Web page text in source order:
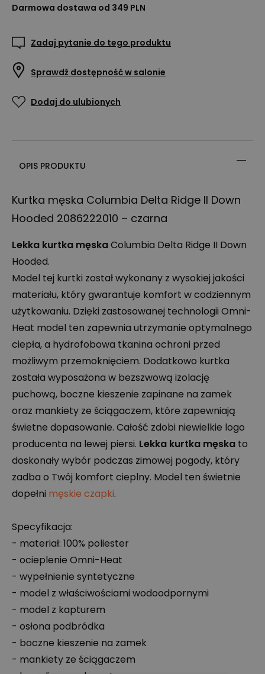
Darmowa dostawa od 349 PLN
Zadaj pytanie do tego produktu
Sprawdź dostępność w salonie
Dodaj do ulubionych
OPIS PRODUKTU
Kurtka męska Columbia Delta Ridge II Down
Hooded 2086222010 – czarna
Lekka kurtka męskaColumbia Delta Ridge II Down
Hooded.
Model tej kurtki został wykonany z wysokiej jakości
materiału, który gwarantuje komfort w codziennym
użytkowaniu. Dzięki zastosowanej technologii Omni-
Heat model ten zapewnia utrzymanie optymalnego
ciepła, a hydrofobowa tkanina ochroni przed
możliwym przemoknięciem. Dodatkowo kurtka
została wyposażona w bezszwową izolację
puchową, boczne kieszenie zapinane na zamek
oraz mankiety ze ściągaczem, które zapewniają
świetne dopasowanie. Całość zdobi niewielkie logo
producenta na lewej piersi. Lekka kurtka męska to
doskonały wybór podczas zimowej pogody, który
zadba o Twój komfort cieplny. Model ten świetnie
dopełni męskie czapki.
Specyfikacja:
- materiał: 100% poliester
- ocieplenie Omni-Heat
- wypełnienie syntetyczne
- model z właściwościami wodoodpornymi
- model z kapturem
- osłona podbródka
- boczne kieszenie na zamek
- mankiety ze ściągaczem